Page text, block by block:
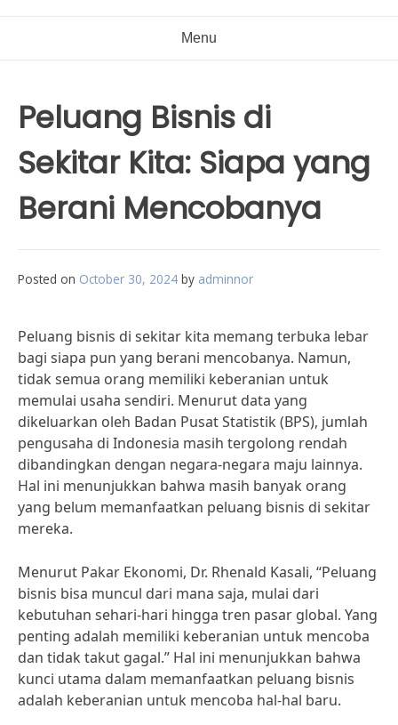
Menu
Peluang Bisnis di
Sekitar Kita: Siapa yang
Berani Mencobanya
Posted on October 30, 2024 by adminnor
Peluang bisnis di sekitar kita memang terbuka lebar
bagi siapa pun yang berani mencobanya. Namun,
tidak semua orang memiliki keberanian untuk
memulai usaha sendiri. Menurut data yang
dikeluarkan oleh Badan Pusat Statistik (BPS), jumlah
pengusaha di Indonesia masih tergolong rendah
dibandingkan dengan negara-negara maju lainnya.
Hal ini menunjukkan bahwa masih banyak orang
yang belum memanfaatkan peluang bisnis di sekitar
mereka.
Menurut Pakar Ekonomi, Dr. Rhenald Kasali, “Peluang
bisnis bisa muncul dari mana saja, mulai dari
kebutuhan sehari-hari hingga tren pasar global. Yang
penting adalah memiliki keberanian untuk mencoba
dan tidak takut gagal.” Hal ini menunjukkan bahwa
kunci utama dalam memanfaatkan peluang bisnis
adalah keberanian untuk mencoba hal-hal baru.